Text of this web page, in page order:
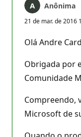
Anônima
21 de mar. de 2016
Olá Andre
Obrigada por
Comunidade
Compreendo,
Microsoft de